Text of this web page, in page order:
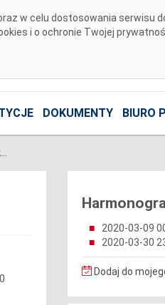
w celu dostosowania serwisu
i o ochronie Twojej
DOKUMENTY BIURO
Odłączniki i uziemniki do sieci 110 kV, 220 kV i 400 kV
2020-03-09
2020-03-30
Dodaj do